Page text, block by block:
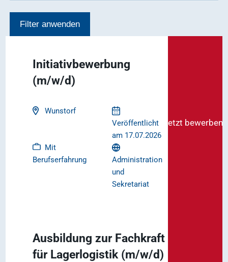
Handwerk, Dienstleistung und Fertigung
Naturwissenschaften und Forschung
Administration und Sekretariat
Einkauf, Materialwirtschaft und Logistik
Vertrieb und Verkauf
IT
Design, Gestaltung und Architektur
Filter anwenden
Initiativbewerbung
(m/w/d)
Wunstorf
Veröffentlicht
am 17.07.2026
Mit
Berufserfahrung
Administration
und
Sekretariat
Jetzt bewerben
Ausbildung zur Fachkraft
für Lagerlogistik (m/w/d)